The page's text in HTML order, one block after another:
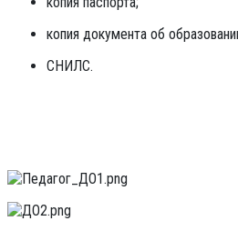
копия документа об
СНИЛС.